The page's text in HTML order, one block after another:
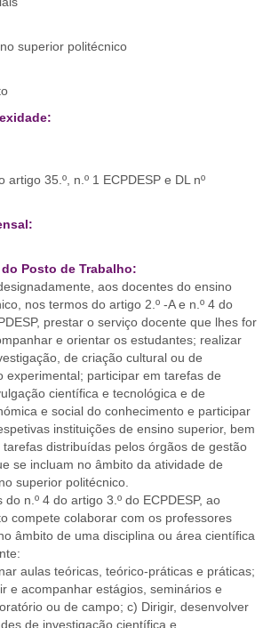
superior politécnico
artigo 35.º, n.º 1 ECPDESP e DL nº
Posto de Trabalho:
aos docentes do ensino
nos termos do artigo 2.º -A e n.º 4 do
prestar o serviço docente que lhes for
e orientar os estudantes; realizar
de criação cultural ou de
experimental; participar em tarefas de
científica e tecnológica e de
e social do conhecimento e participar
instituições de ensino superior, bem
distribuídas pelos órgãos de gestão
se incluam no âmbito da atividade de
superior politécnico.
n.º 4 do artigo 3.º do ECPDESP, ao
compete colaborar com os professores
âmbito de uma disciplina ou área científica
aulas teóricas, teórico-práticas e práticas;
e acompanhar estágios, seminários e
ou de campo; c) Dirigir, desenvolver
de investigação científica e